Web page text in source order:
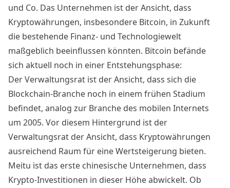
und Co. Das Unternehmen ist der Ansicht, dass
Kryptowährungen, insbesondere Bitcoin, in Zukunft
die bestehende Finanz- und Technologiewelt
maßgeblich beeinflussen könnten. Bitcoin befände
sich aktuell noch in einer Entstehungsphase:
Der Verwaltungsrat ist der Ansicht, dass sich die
Blockchain-Branche noch in einem frühen Stadium
befindet, analog zur Branche des mobilen Internets
um 2005. Vor diesem Hintergrund ist der
Verwaltungsrat der Ansicht, dass Kryptowährungen
ausreichend Raum für eine Wertsteigerung bieten.
Meitu ist das erste chinesische Unternehmen, dass
Krypto-Investitionen in dieser Höhe abwickelt. Ob